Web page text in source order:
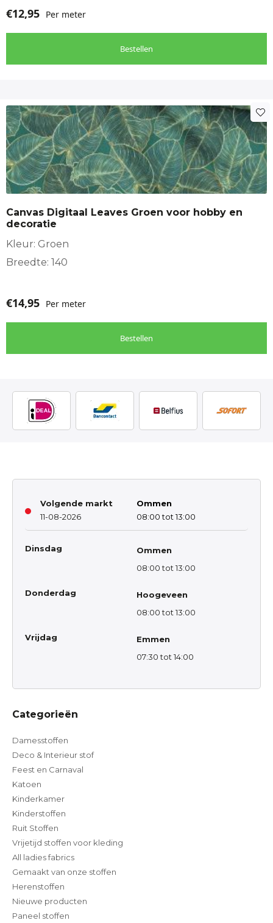
€12,95 Per meter
Bestellen
Canvas Digitaal Leaves Groen voor hobby en
decoratie
Kleur: Groen
Breedte: 140
€14,95 Per meter
Bestellen
Volgende markt
11-08-2026
Ommen
08:00 tot 13:00
Dinsdag
Ommen
08:00 tot 13:00
Donderdag
Hoogeveen
08:00 tot 13:00
Vrijdag
Emmen
07:30 tot 14:00
Categorieën
Damesstoffen
Deco & Interieur stof
Feest en Carnaval
Katoen
Kinderkamer
Kinderstoffen
Ruit Stoffen
Vrijetijd stoffen voor kleding
All ladies fabrics
Gemaakt van onze stoffen
Herenstoffen
Nieuwe producten
Paneel stoffen